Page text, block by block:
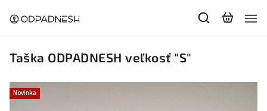
Taška ODPADNESH veľkosť "S"
Novinka